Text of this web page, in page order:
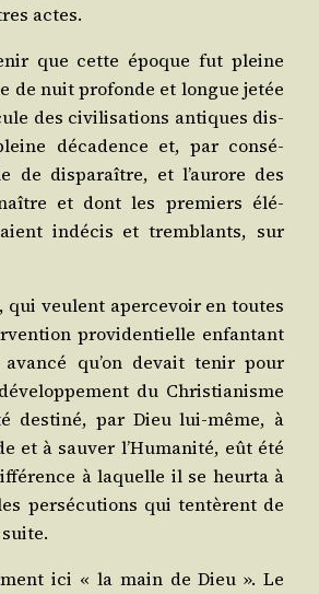
actes.
que cette époque fut pleine
de nuit pro­fonde et longue jetée
des civi­li­sa­tions antiques dis­
déca­dence et, par consé­
de dis­pa­raître, et l’aurore des
et dont les pre­miers élé­
indé­cis et trem­blants, sur
qui veulent aper­ce­voir en toutes
pro­vi­den­tielle enfan­tant
qu’on devait tenir pour
du Chris­tia­nisme
des­ti­né, par Dieu lui-même, à
et à sau­ver l’Humanité, eût été
à laquelle il se heur­ta à
per­sé­cu­tions qui ten­tèrent de
ici « la main de Dieu ». Le